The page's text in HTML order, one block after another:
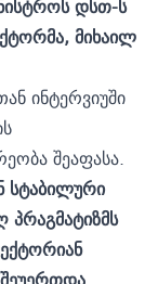
დსთ-ს
,მიხაილ
ინტერვიუში
შეაფასა.
სტაბილური